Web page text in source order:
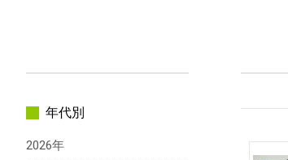
スマートフォン・
ドキュメントスキャニングサービス
サステナビリティ
年代別
2026年